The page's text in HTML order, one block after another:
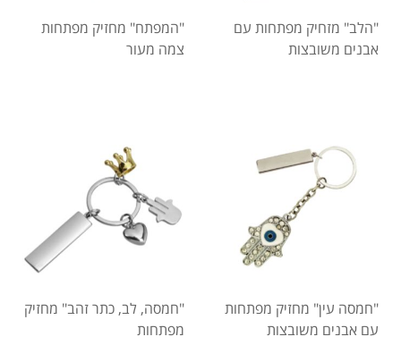
"הלב" מזחיק מפתחות עם
אבנים משובצות
"המפתח" מחזיק מפתחות
צמה מעור
"חמסה עין" מחזיק מפתחות
עם אבנים משובצות
"חמסה, לב, כתר זהב" מחזיק
מפתחות